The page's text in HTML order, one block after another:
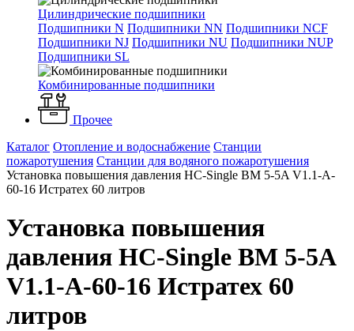
Цилиндрические подшипники
Подшипники N Подшипники NN Подшипники NCF
Подшипники NJ Подшипники NU Подшипники NUP
Подшипники SL
Комбинированные подшипники
Прочее
Каталог Отопление и водоснабжение Станции
пожаротушения Станции для водяного пожаротушения
Установка повышения давления HC-Single BM 5-5A V1.1-A-
60-16 Истратех 60 литров
Установка повышения
давления HC-Single BM 5-5A
V1.1-A-60-16 Истратех 60
литров